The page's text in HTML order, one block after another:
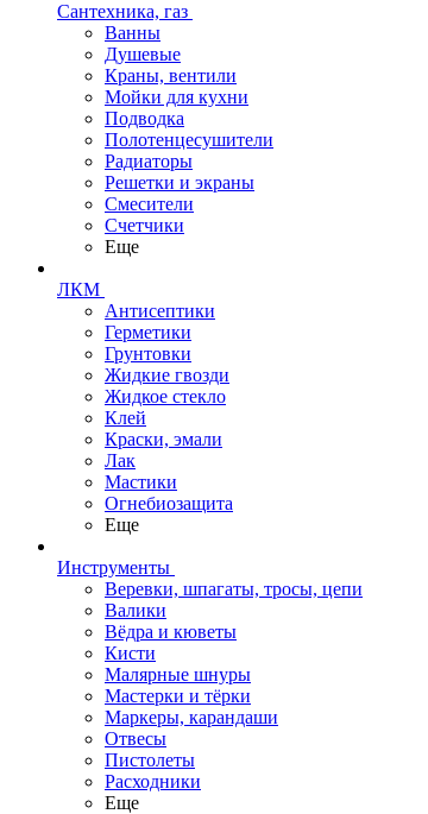
Сантехника, газ
Ванны
Душевые
Краны, вентили
Мойки для кухни
Подводка
Полотенцесушители
Радиаторы
Решетки и экраны
Смесители
Счетчики
Еще
ЛКМ
Антисептики
Герметики
Грунтовки
Жидкие гвозди
Жидкое стекло
Клей
Краски, эмали
Лак
Мастики
Огнебиозащита
Еще
Инструменты
Веревки, шпагаты, тросы, цепи
Валики
Вёдра и кюветы
Кисти
Малярные шнуры
Мастерки и тёрки
Маркеры, карандаши
Отвесы
Пистолеты
Расходники
Еще